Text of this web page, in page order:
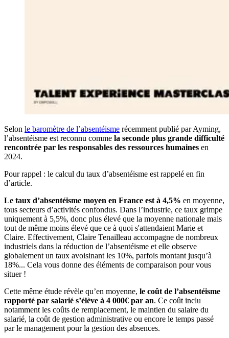
Selon le baromètre de l’absentéisme récemment publié par Ayming,
l’absentéisme est reconnu comme la seconde plus grande difficulté
rencontrée par les responsables des ressources humaines en
2024.
Pour rappel : le calcul du taux d’absentéisme est rappelé en fin
d’article.
Le taux d’absentéisme moyen en France est à 4,5% en moyenne,
tous secteurs d’activités confondus. Dans l’industrie, ce taux grimpe
uniquement à 5,5%, donc plus élevé que la moyenne nationale mais
tout de même moins élevé que ce à quoi s'attendaient Marie et
Claire. Effectivement, Claire Tenailleau accompagne de nombreux
industriels dans la réduction de l’absentéisme et elle observe
globalement un taux avoisinant les 10%, parfois montant jusqu’à
18%... Cela vous donne des éléments de comparaison pour vous
situer !
Cette même étude révèle qu’en moyenne, le coût de l’absentéisme
rapporté par salarié s’élève à 4 000€ par an. Ce coût inclu
notamment les coûts de remplacement, le maintien du salaire du
salarié, la coût de gestion administrative ou encore le temps passé
par le management pour la gestion des absences.